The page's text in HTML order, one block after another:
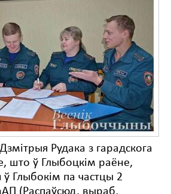
Рудака з гарадскога
што ў Глыбоцкім раёне,
ў Глыбокім па частцы 2
(Распаўсюд, выраб,